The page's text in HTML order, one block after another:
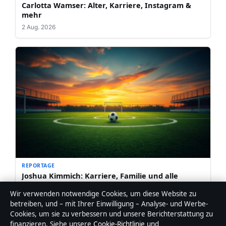
Carlotta Wamser: Alter, Karriere, Instagram &
mehr
2 Aug. 2026
REPORTAGE
Joshua Kimmich: Karriere, Familie und alle
Fakten
2 Aug. 2026
Wir verwenden notwendige Cookies, um diese Website zu
betreiben, und – mit Ihrer Einwilligung – Analyse- und Werbe-
Cookies, um sie zu verbessern und unsere Berichterstattung zu
finanzieren. Siehe unsere Cookie-Richtlinie und